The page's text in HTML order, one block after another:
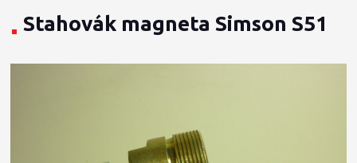
Stahovák magneta Simson S51